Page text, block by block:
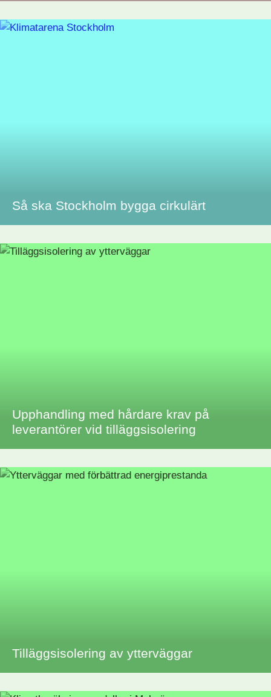
Så ska Stockholm bygga cirkulärt
Upphandling med hårdare krav på
leverantörer vid tilläggsisolering
Tilläggsisolering av ytterväggar